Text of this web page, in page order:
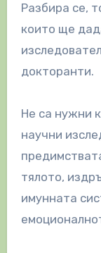
Разбира се,
които ще
докторанти.
Не са нужни
научни
тялото,
имунната